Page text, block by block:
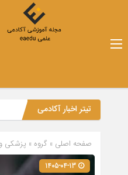
تیتر اخبار آکادمی
صفحه اصلی » گروه » پزشکی